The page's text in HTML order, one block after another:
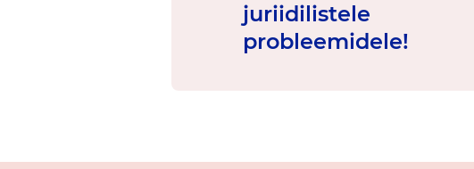
juriidilistele
probleemidele!